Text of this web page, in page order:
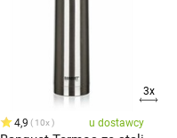
3x
4,9 10x u dostawcy